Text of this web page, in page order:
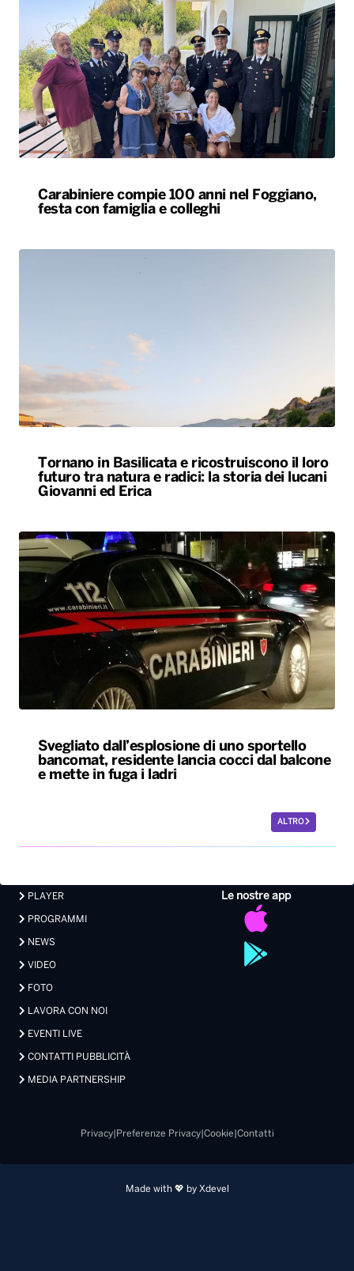
Carabiniere compie 100 anni nel Foggiano,
festa con famiglia e colleghi
Tornano in Basilicata e ricostruiscono il loro
futuro tra natura e radici: la storia dei lucani
Giovanni ed Erica
Svegliato dall’esplosione di uno sportello
bancomat, residente lancia cocci dal balcone
e mette in fuga i ladri
ALTRO
Le nostre app
PLAYER
PROGRAMMI
NEWS
VIDEO
FOTO
LAVORA CON NOI
EVENTI LIVE
CONTATTI PUBBLICITÀ
MEDIA PARTNERSHIP
Privacy| Preferenze Privacy| Cookie Contatti
Made with 💖 by Xdevel